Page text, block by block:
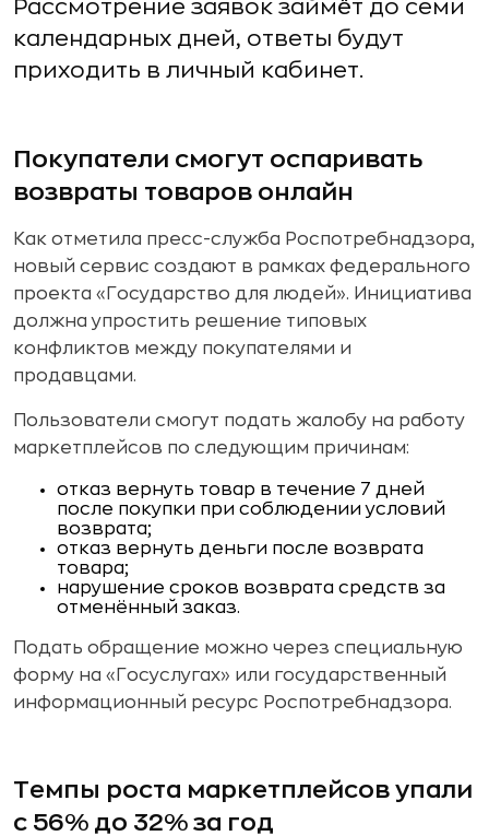
Рассмотрение заявок займёт до семи
календарных дней, ответы будут
приходить в личный кабинет.
Покупатели смогут оспаривать
возвраты товаров онлайн
Как отметила пресс-служба Роспотребнадзора,
новый сервис создают в рамках федерального
проекта «Государство для людей». Инициатива
должна упростить решение типовых
конфликтов между покупателями и
продавцами.
Пользователи смогут подать жалобу на работу
маркетплейсов по следующим причинам:
отказ вернуть товар в течение 7 дней
после покупки при соблюдении условий
возврата;
отказ вернуть деньги после возврата
товара;
нарушение сроков возврата средств за
отменённый заказ.
Подать обращение можно через специальную
форму на «Госуслугах» или государственный
информационный ресурс Роспотребнадзора.
Темпы роста маркетплейсов упали
с 56% до 32% за год